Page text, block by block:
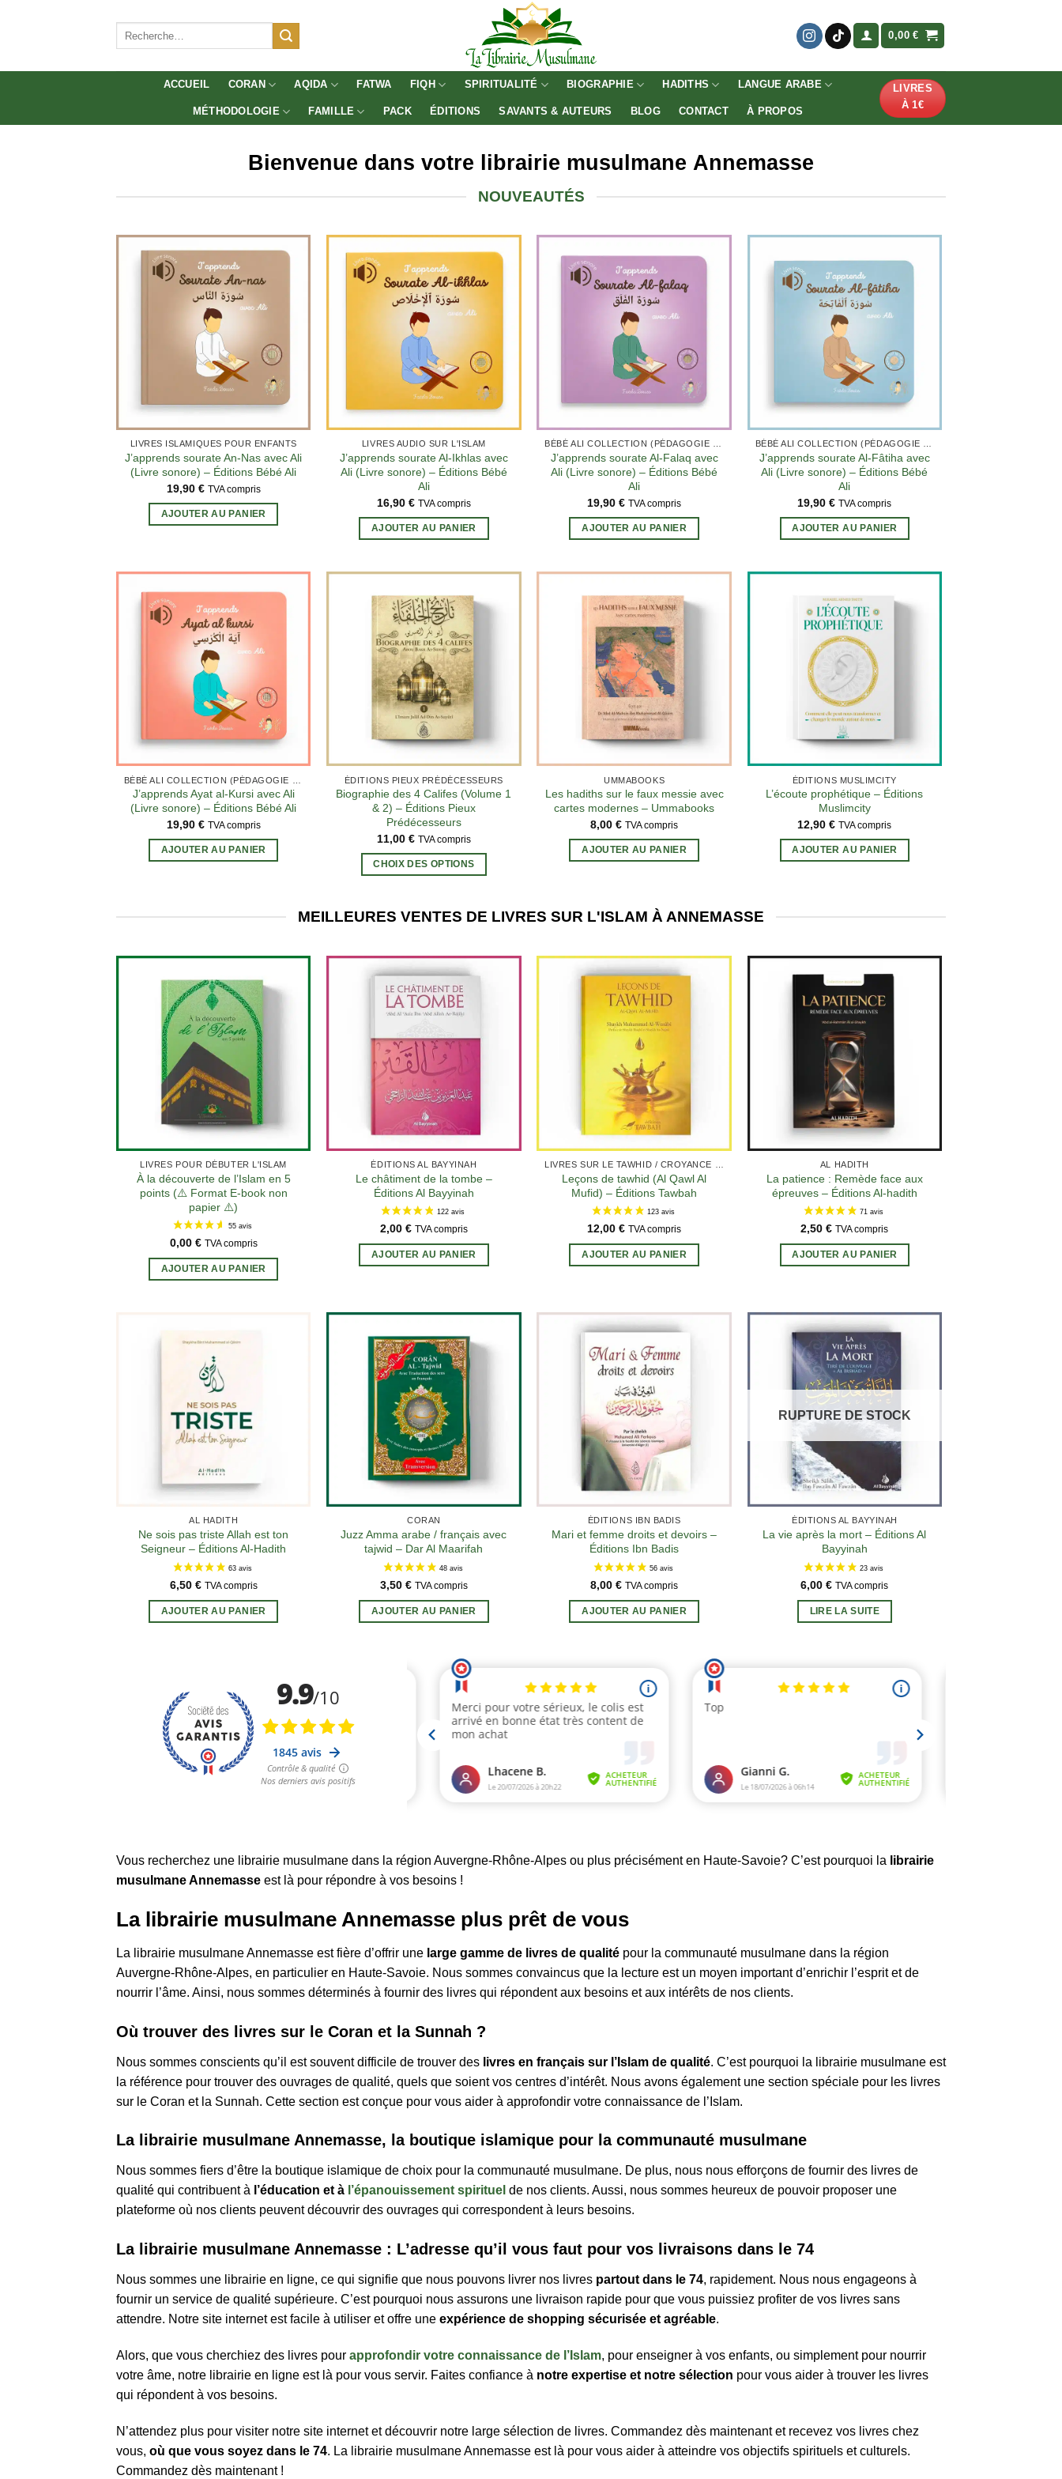
0,00€
ACCUEIL CORAN AQIDA FATWA FIQH SPIRITUALITÉ BIOGRAPHIE HADITHS LANGUE ARABE
MÉTHODOLOGIE FAMILLE PACK ÉDITIONS SAVANTS & AUTEURS BLOG CONTACT À PROPOS
LIVRES
À 1€
Віеnvеnuе dаnѕ vоtrе lіbrаіrіе muѕulmаnе Annemasse
NOUVEAUTÉS
LIVRES ISLAMIQUES POUR ENFANTS
J’apprends sourate An-Nas avec Ali
(Livre sonore) – Éditions Bébé Ali
19,90 € TVA compris
AJOUTER AU PANIER
LIVRES AUDIO SUR L'ISLAM
J’apprends sourate Al-Ikhlas avec
Ali (Livre sonore) – Éditions Bébé
Ali
16,90 € TVA compris
AJOUTER AU PANIER
J’apprends sourate Al-Falaq avec
Ali (Livre sonore) – Éditions Bébé
Ali
19,90€ TVA compris
AJOUTER AU PANIER
J’apprends sourate Al-Fâtiha avec
Ali (Livre sonore) – Éditions Bébé
Ali
19,90€ TVA compris
AJOUTER AU PANIER
J’apprends Ayat al-Kursi avec Ali
(Livre sonore) – Éditions Bébé Ali
19,90 € TVA compris
AJOUTER AU PANIER
ÉDITIONS PIEUX PRÉDÉCESSEURS
Biographie des 4 Califes (Volume 1
& 2) – Éditions Pieux
Prédécesseurs
11,00 € TVA compris
CHOIX DES OPTIONS
Ce
variations.
options
UMMABOOKS
Les hadiths sur le faux messie avec
cartes modernes – Ummabooks
8,00€ TVA compris
AJOUTER AU PANIER
ÉDITIONS MUSLIMCITY
L’écoute prophétique – Éditions
Muslimcity
12,90€ TVA compris
AJOUTER AU PANIER
MEILLEURES VENTES DE LIVRES SUR L'ISLAM À ANNEMASSE
LIVRES POUR DÉBUTER L'ISLAM
À la découverte de l’Islam en 5
points (⚠️ Format E-book non
papier ⚠️)
0,00 € TVA compris
AJOUTER AU PANIER
ÉDITIONS AL BAYYINAH
Le châtiment de la tombe –
Éditions Al Bayyinah
122 avis
2,00 € TVA compris
AJOUTER AU PANIER
Leçons de tawhid (Al Qawl Al
Mufid) – Éditions Tawbah
12,00€ TVA compris
AJOUTER AU PANIER
AL HADITH
La patience : Remède face aux
épreuves – Éditions Al-hadith
2,50€ TVA compris
AJOUTER AU PANIER
AL HADITH
Ne sois pas triste Allah est ton
Seigneur – Éditions Al-Hadith
6,50 € TVA compris
AJOUTER AU PANIER
CORAN
Juzz Amma arabe / français avec
tajwid – Dar Al Maarifah
3,50 € TVA compris
AJOUTER AU PANIER
ÉDITIONS IBN BADIS
Mari et femme droits et devoirs –
Éditions Ibn Badis
8,00€ TVA compris
AJOUTER AU PANIER
RUPTURE DE STOCK
ÉDITIONS AL BAYYINAH
La vie après la mort – Éditions Al
Bayyinah
6,00€ TVA compris
LIRE LA SUITE
Vous recherchez une librairie musulmane dans la région Auvergne-Rhône-Alpes ou plus précisément en Haute-Savoie? C’est pourquoi la librairie
musulmane Annemasse est là pour répondre à vos besoins !
La librairie musulmane Annemasse plus prêt de vous
La librairie musulmane Annemasse est fière d’offrir une large gamme de livres de qualité pour la communauté musulmane dans la région
Auvergne-Rhône-Alpes, en particulier en Haute-Savoie. Nous sommes convaincus que la lecture est un moyen important d’enrichir l’esprit et de
nourrir l’âme. Ainsi, nous sommes déterminés à fournir des livres qui répondent aux besoins et aux intérêts de nos clients.
Où trouver des livres sur le Coran et la Sunnah ?
Nous sommes conscients qu’il est souvent difficile de trouver des livres en français sur l’Islam de qualité. C’est pourquoi la librairie musulmane est
la référence pour trouver des ouvrages de qualité, quels que soient vos centres d’intérêt. Nous avons également une section spéciale pour les livres
sur le Coran et la Sunnah. Cette section est conçue pour vous aider à approfondir votre connaissance de l’Islam.
La librairie musulmane Annemasse, la boutique islamique pour la communauté musulmane
Nous sommes fiers d’être la boutique islamique de choix pour la communauté musulmane. De plus, nous nous efforçons de fournir des livres de
qualité qui contribuent à l’éducation et à l’épanouissement spirituel de nos clients. Aussi, nous sommes heureux de pouvoir proposer une
plateforme où nos clients peuvent découvrir des ouvrages qui correspondent à leurs besoins.
La librairie musulmane Annemasse : L’аdrеѕѕе qu’il vous faut pour vоѕ lіvrаіѕоnѕ dans le 74
Nous sommes une librairie en ligne, ce qui signifie que nous pouvons livrer nos livres partout dans le 74, rapidement. Nous nous engageons à
fournir un service de qualité supérieure. C’est pourquoi nous assurons une livraison rapide pour que vous puissiez profiter de vos livres sans
attendre. Notre site internet est facile à utiliser et offre une expérience de shopping sécurisée et agréable.
Alors, que vous cherchiez des livres pour approfondir votre connaissance de l’Islam, pour enseigner à vos enfants, ou simplement pour nourrir
votre âme, notre librairie en ligne est là pour vous servir. Faites confiance à notre expertise et notre sélection pour vous aider à trouver les livres
qui répondent à vos besoins.
N’attendez plus pour visiter notre site internet et découvrir notre large sélection de livres. Commandez dès maintenant et recevez vos livres chez
vous, où que vous soyez dans le 74. La librairie musulmane Annemasse est là pour vous aider à atteindre vos objectifs spirituels et culturels.
Commandez dès maintenant !